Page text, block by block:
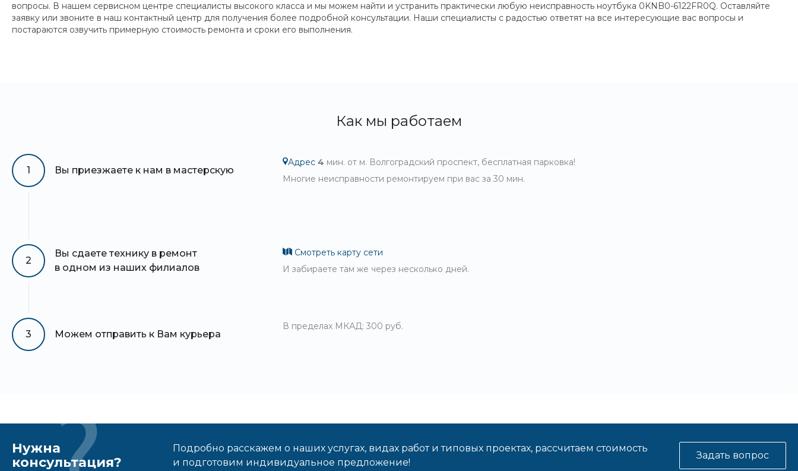
вопросы. В нашем сервисном центре специалисты высокого класса и мы можем найти и устранить практически любую неисправность ноутбука 0KNB0-6122FR0Q. Оставляйте
заявку или звоните в наш контактный центр для получения более подробной консультации. Наши специалисты с радостью ответят на все интересующие вас вопросы и
постараются озвучить примерную стоимость ремонта и сроки его выполнения.
Как мы работаем
1 Вы приезжаете к нам в мастерскую
Адрес 4 мин. от м. Волгоградский проспект, бесплатная парковка!
Многие неисправности ремонтируем при вас за 30 мин.
2
Вы сдаете технику в ремонт
в одном из наших филиалов
Смотреть карту сети
И забираете там же через несколько дней.
3 Можем отправить к Вам курьера
В пределах МКАД: 300 руб.
Нужна
консультация?
Подробно расскажем о наших услугах, видах работ и типовых проектах, рассчитаем стоимость
и подготовим индивидуальное предложение!
Задать вопрос